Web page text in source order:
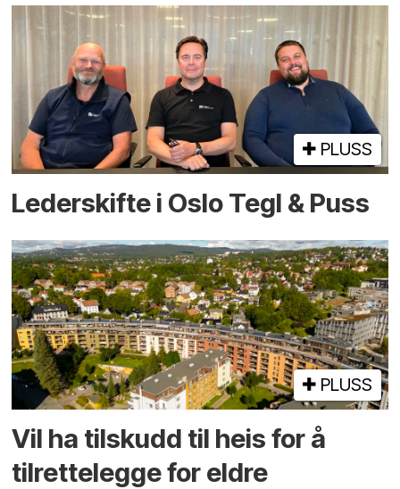
PLUSS
Lederskifte i Oslo Tegl & Puss
PLUSS
Vil ha tilskudd til heis for å
tilrettelegge for eldre